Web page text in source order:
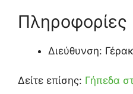
Πληροφορίες
Διεύθυνση:
Δείτε επίσης: Γήπεδα